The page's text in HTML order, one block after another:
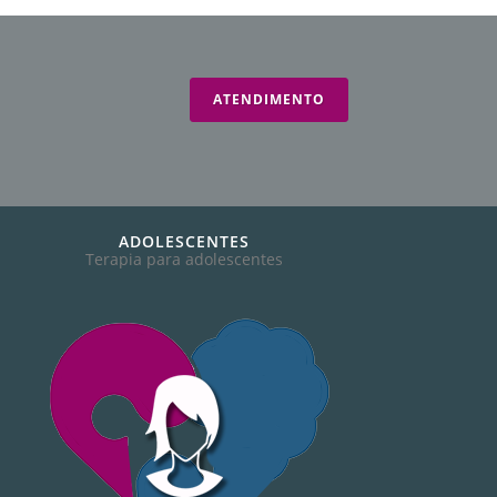
ATENDIMENTO
ADOLESCENTES
Terapia para adolescentes